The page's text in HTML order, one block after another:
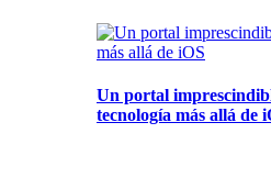
Un portal
tecnología más allá de